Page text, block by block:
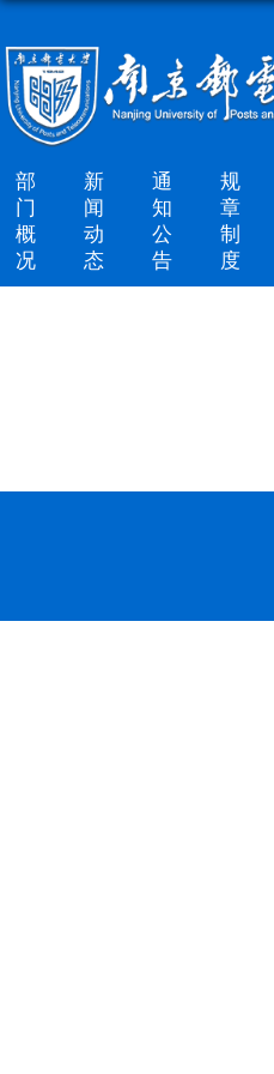
部
门
概
况
新
闻
动
态
通
知
公
告
规
章
制
度